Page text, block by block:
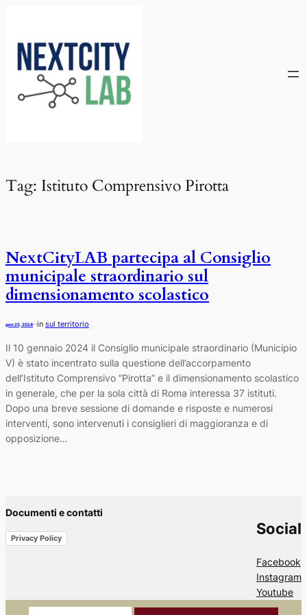
contenuto
Tag: Istituto Comprensivo Pirotta
NextCityLAB partecipa al Consiglio
municipale straordinario sul
dimensionamento scolastico
gen 25, 2024—in sul territorio
Il 10 gennaio 2024 il Consiglio municipale straordinario (Municipio
V) è stato incentrato sulla questione dell’accorpamento
dell’Istituto Comprensivo “Pirotta” e il dimensionamento scolastico
in generale, che per la sola città di Roma interessa 37 istituti.
Dopo una breve sessione di domande e risposte e numerosi
interventi, sono intervenuti i consiglieri di maggioranza e di
opposizione…
Documenti e contatti
Privacy Policy
Social
Facebook
Instagram
Youtube